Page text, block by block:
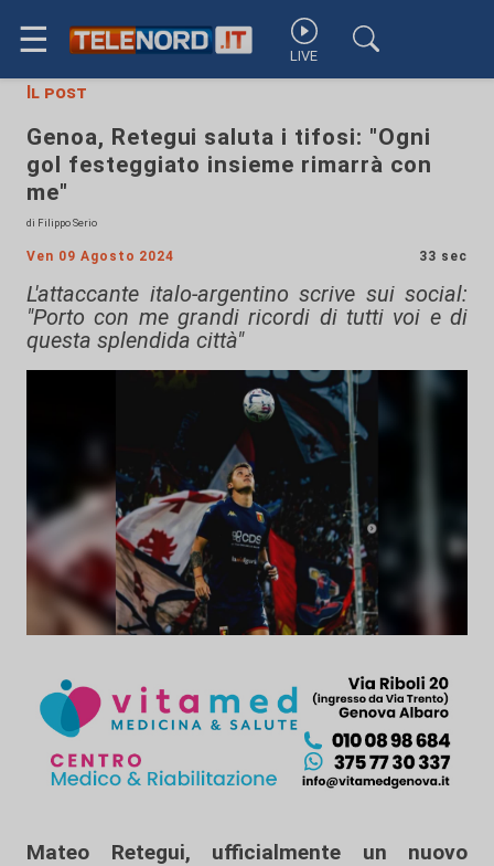
☰ LIVE
Il post
Genoa, Retegui saluta i tifosi: "Ogni
gol festeggiato insieme rimarrà con
me"
di Filippo Serio
Ven 09 Agosto 2024 33 sec
L'attaccante italo-argentino scrive sui social:
"Porto con me grandi ricordi di tutti voi e di
questa splendida città"
Mateo Retegui, ufficialmente un nuovo